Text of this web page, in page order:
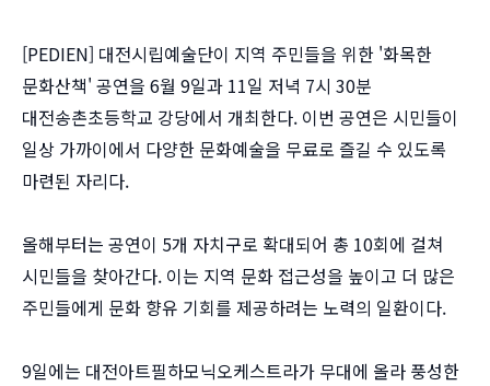
[PEDIEN] 대전시립예술단이 지역 주민들을 위한 '화목한
문화산책' 공연을 6월 9일과 11일 저녁 7시 30분
대전송촌초등학교 강당에서 개최한다. 이번 공연은 시민들이
일상 가까이에서 다양한 문화예술을 무료로 즐길 수 있도록
마련된 자리다.
올해부터는 공연이 5개 자치구로 확대되어 총 10회에 걸쳐
시민들을 찾아간다. 이는 지역 문화 접근성을 높이고 더 많은
주민들에게 문화 향유 기회를 제공하려는 노력의 일환이다.
9일에는 대전아트필하모닉오케스트라가 무대에 올라 풍성한